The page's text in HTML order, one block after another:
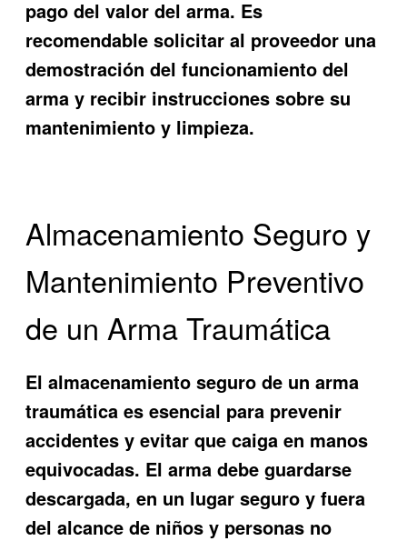
pago del valor del arma. Es
recomendable solicitar al proveedor una
demostración del funcionamiento del
arma y recibir instrucciones sobre su
mantenimiento y limpieza.
Almacenamiento Seguro y
Mantenimiento Preventivo
de un Arma Traumática
El almacenamiento seguro de un arma
traumática es esencial para prevenir
accidentes y evitar que caiga en manos
equivocadas. El arma debe guardarse
descargada, en un lugar seguro y fuera
del alcance de niños y personas no